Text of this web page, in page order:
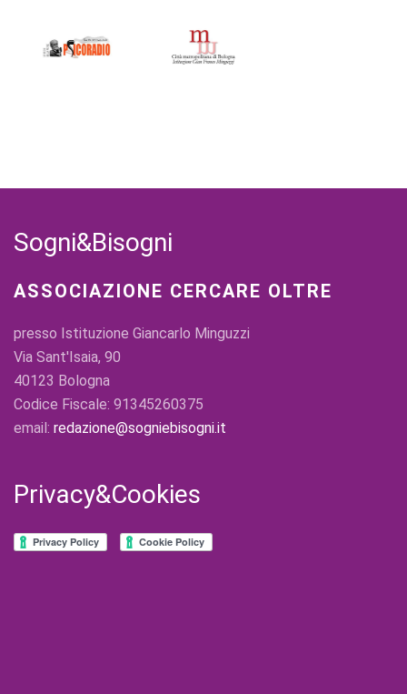
Sogni&Bisogni
ASSOCIAZIONE CERCARE OLTRE
presso Istituzione Giancarlo Minguzzi
Via Sant'Isaia, 90
40123 Bologna
Codice Fiscale: 91345260375
email: redazione@sogniebisogni.it
Privacy&Cookies